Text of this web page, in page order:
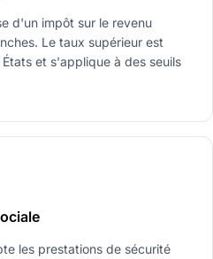
d'un impôt sur le revenu
Le taux supérieur est
et s'applique à des seuils
les prestations de sécurité